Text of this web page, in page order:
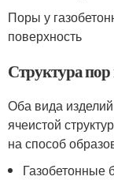
Поры у
поверхность
Структура
Оба вида
ячеистой
на способ
Газобетонные